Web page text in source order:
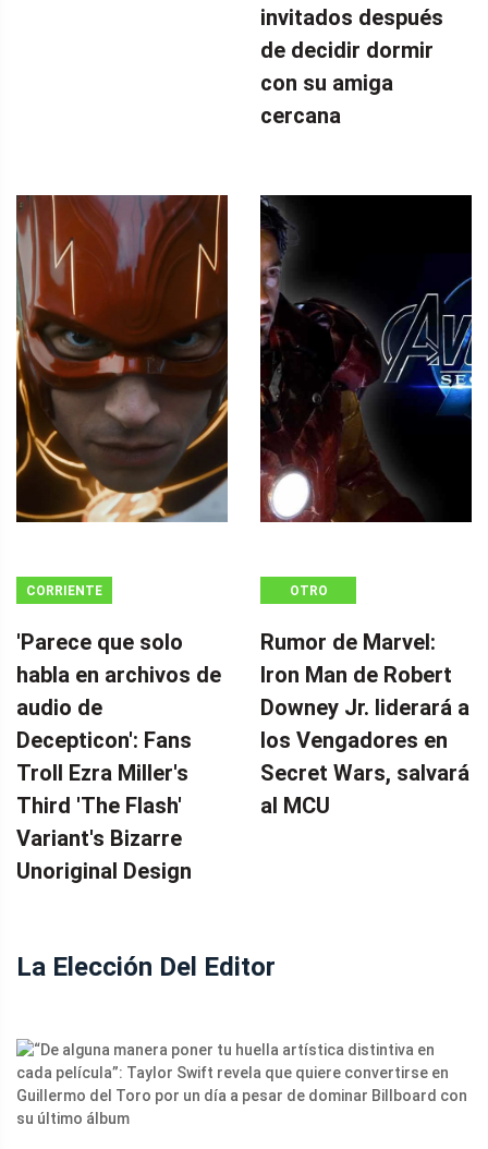
invitados después
de decidir dormir
con su amiga
cercana
CORRIENTE
'Parece que solo
habla en archivos de
audio de
Decepticon': Fans
Troll Ezra Miller's
Third 'The Flash'
Variant's Bizarre
Unoriginal Design
OTRO
Rumor de Marvel:
Iron Man de Robert
Downey Jr. liderará a
los Vengadores en
Secret Wars, salvará
al MCU
La Elección Del Editor